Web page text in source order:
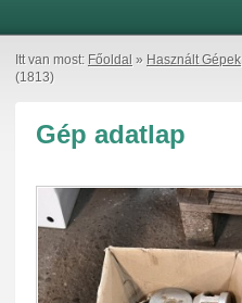
Itt van most: Főoldal » Használt Gépek
(1813)
Gép adatlap